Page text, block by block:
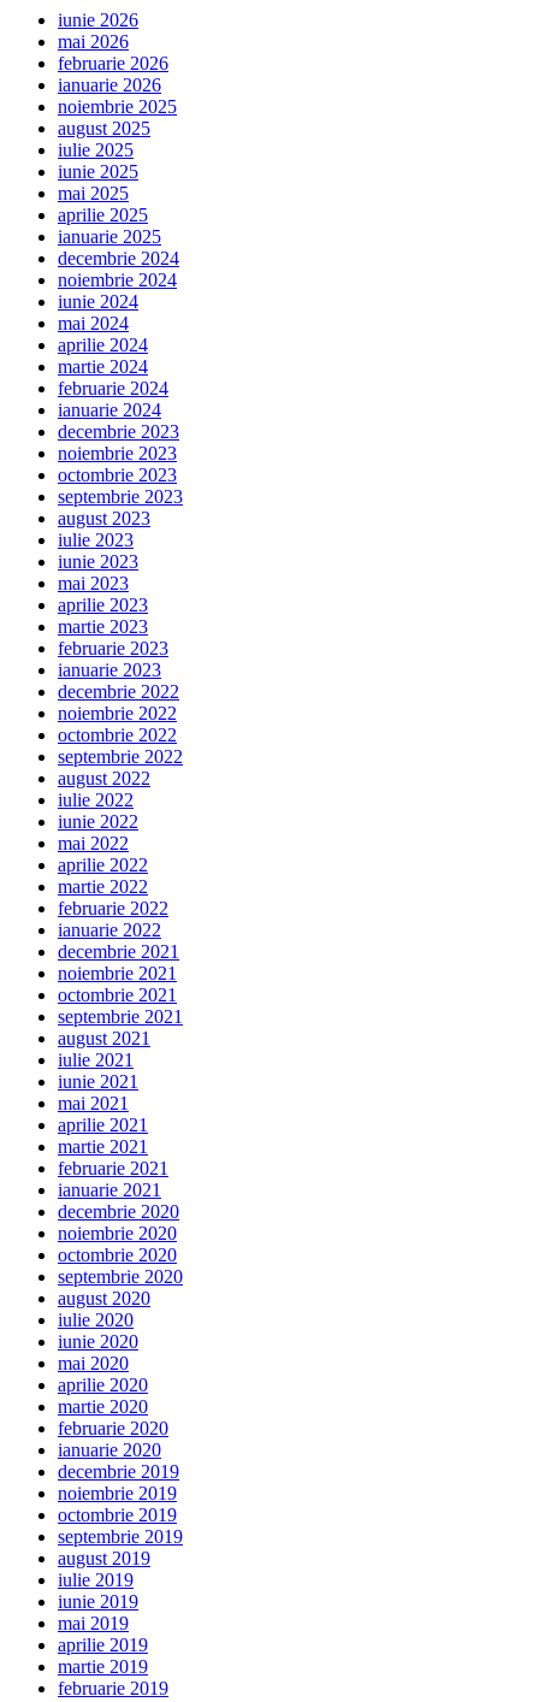
iunie 2026
mai 2026
februarie 2026
ianuarie 2026
noiembrie 2025
august 2025
iulie 2025
iunie 2025
mai 2025
aprilie 2025
ianuarie 2025
decembrie 2024
noiembrie 2024
iunie 2024
mai 2024
aprilie 2024
martie 2024
februarie 2024
ianuarie 2024
decembrie 2023
noiembrie 2023
octombrie 2023
septembrie 2023
august 2023
iulie 2023
iunie 2023
mai 2023
aprilie 2023
martie 2023
februarie 2023
ianuarie 2023
decembrie 2022
noiembrie 2022
octombrie 2022
septembrie 2022
august 2022
iulie 2022
iunie 2022
mai 2022
aprilie 2022
martie 2022
februarie 2022
ianuarie 2022
decembrie 2021
noiembrie 2021
octombrie 2021
septembrie 2021
august 2021
iulie 2021
iunie 2021
mai 2021
aprilie 2021
martie 2021
februarie 2021
ianuarie 2021
decembrie 2020
noiembrie 2020
octombrie 2020
septembrie 2020
august 2020
iulie 2020
iunie 2020
mai 2020
aprilie 2020
martie 2020
februarie 2020
ianuarie 2020
decembrie 2019
noiembrie 2019
octombrie 2019
septembrie 2019
august 2019
iulie 2019
iunie 2019
mai 2019
aprilie 2019
martie 2019
februarie 2019